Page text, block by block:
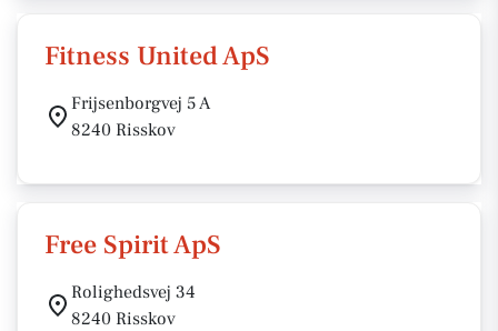
Fitness United ApS
Frijsenborgvej 5 A
8240 Risskov
Free Spirit ApS
Rolighedsvej 34
8240 Risskov